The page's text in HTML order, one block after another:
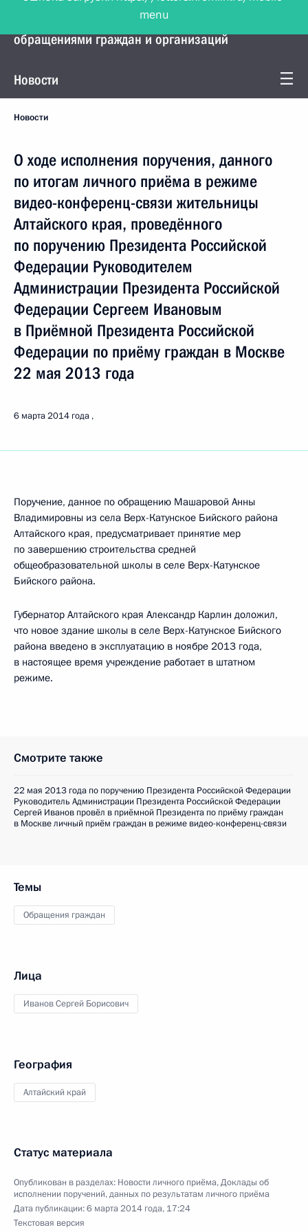
Управление Президента по работе с
обращениями граждан и организаций
Новости
Новости
О ходе исполнения поручения, данного
по итогам личного приёма в режиме
видео-конференц-связи жительницы
Алтайского края, проведённого
по поручению Президента Российской
Федерации Руководителем
Администрации Президента Российской
Федерации Сергеем Ивановым
в Приёмной Президента Российской
Федерации по приёму граждан в Москве
22 мая 2013 года
6 марта 2014 года
Поручение, данное по обращению Машаровой Анны
Владимировны из села Верх-Катунское Бийского района
Алтайского края, предусматривает принятие мер
по завершению строительства средней
общеобразовательной школы в селе Верх-Катунское
Бийского района.
Губернатор Алтайского края Александр Карлин доложил,
что новое здание школы в селе Верх-Катунское Бийского
района введено в эксплуатацию в ноябре 2013 года,
в настоящее время учреждение работает в штатном
режиме.
Смотрите также
22 мая 2013 года по поручению Президента Российской Федерации
Руководитель Администрации Президента Российской Федерации
Сергей Иванов провёл в приёмной Президента по приёму граждан
в Москве личный приём граждан в режиме видео-конференц-связи
Темы
Обращения граждан
Лица
Иванов Сергей Борисович
География
Алтайский край
Статус материала
Опубликован в разделах: Новости личного приёма,Доклады об
исполнении поручений, данных по результатам личного приёма
Дата публикации:6 марта 2014 года, 17:24
Текстовая версия
menu